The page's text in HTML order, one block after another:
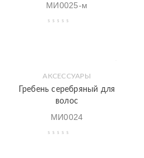
МИ0025-м
АКСЕССУАРЫ
Гребень серебряный для
волос
МИ0024